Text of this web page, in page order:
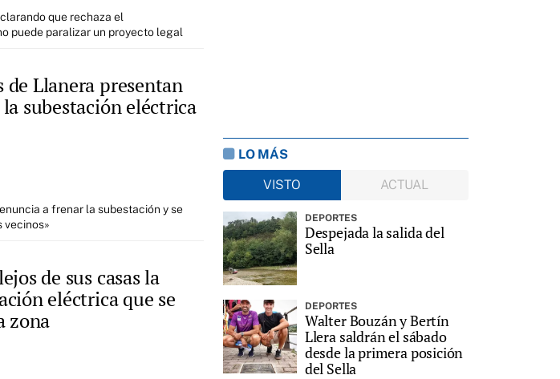
que rechaza el
puede paralizar un proyecto legal
de Llanera presentan
subestación eléctrica
a frenar la subestación y se
vecinos»
de sus casas la
eléctrica que se
zona
LO MÁS
VISTO
ACTUAL
DEPORTES
Despejada la salida del
Sella
DEPORTES
Walter Bouzán y Bertín
Llera saldrán el sábado
desde la primera posición
del Sella